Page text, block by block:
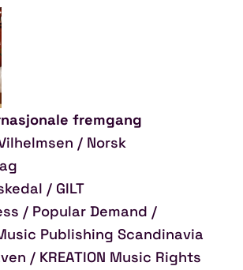
fremgang
/ Norsk
/ GILT
/ Popular Demand /
Publishing Scandinavia
/ KREATION Music Rights